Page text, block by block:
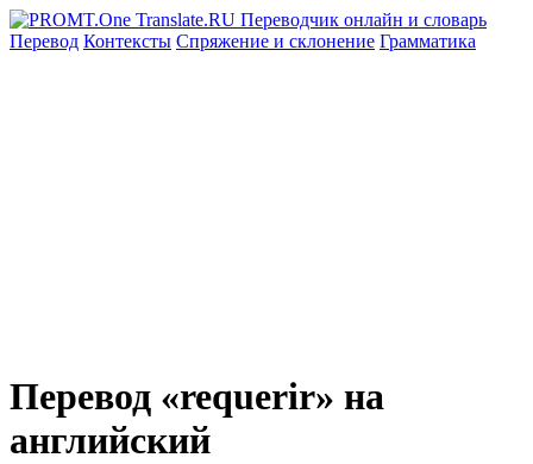
Перевод Контексты Спряжение и склонение Грамматика
Перевод «requerir» на
английский